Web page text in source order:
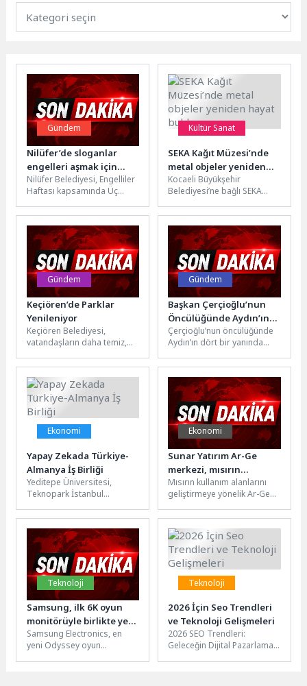
Gündem
Nilüfer’de sloganlar
engelleri aşmak için
yükseldi
Nilüfer Belediyesi, Engelliler
Haftası kapsamında Üç
düzenlenen basın
açıklamasının ardından
gerçekleştirdiği yürüyüşle,...
Kültür Sanat
SEKA Kağıt Müzesi’nde
metal objeler yeniden
hayat buldu
Kocaeli Büyükşehir
Belediyesi’ne bağlı SEKA
açık alanda sergilenen ve
geçmişten günümüze
ulaşan...
Gündem
Keçiören’de Parklar
Yenileniyor
Keçiören Belediyesi,
vatandaşların daha temiz,
alanlarda vakit geçirebilmesi
için ilçe genelindeki
parklarda...
Gündem
Başkan Çerçioğlu’nun
Öncülüğünde Aydın’ın
Sosyal Yaşam Alanları
Yenileniyor
Çerçioğlu’nun öncülüğünde
Aydın’ın dört bir yanında
hız kesmeden devam
ediyor.Kent genelinde
vatandaşların sosyal...
Ekonomi
Yapay Zekada Türkiye-
Almanya İş Birliği
Yeditepe Üniversitesi,
Teknopark İstanbul
Stüdyosu (Venture Studio)",
"Bilişim ve Yapay Zekâ
Uygulama ve...
Ekonomi
Sunar Yatırım Ar-Ge
merkezi, mısırın
potansiyelini geleceğe
taşıyor
Mısırın kullanım alanlarını
geliştirmeye yönelik Ar-Ge
dikkat çeken Sunar Yatırım
Yönetim Kurulu Başkanı ve...
Teknoloji
Samsung, ilk 6K oyun
monitörüyle birlikte yeni
nesil Odyssey Oyun ve
ViewFinity monitörlerini
tanıttı
Samsung Electronics, en
yeni Odyssey oyun
Teknoloji
2026 İçin Seo Trendleri
ve Teknoloji Gelişmeleri
2026 SEO Trendleri:
Geleceğin Dijital Pazarlama